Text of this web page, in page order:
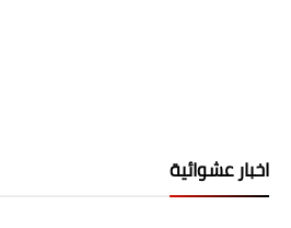
اخبار عشوائية